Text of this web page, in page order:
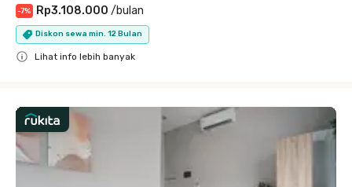
-7% Rp3.108.000 /bulan
Diskon sewa min. 12 Bulan
Lihat info lebih banyak